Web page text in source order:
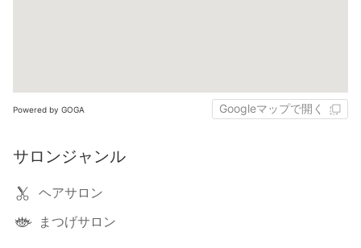
Powered by GOGA Googleマップで開く
サロンジャンル
ヘアサロン
まつげサロン